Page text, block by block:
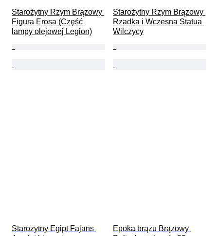
Starożytny Rzym Brązowy
Figura Erosa (Część
lampy olejowej Legion)
Starożytny Rzym Brązowy
Rzadka i Wczesna Statua
Wilczycy
Starożytny Egipt Fajans
Epoka brązu Brązowy